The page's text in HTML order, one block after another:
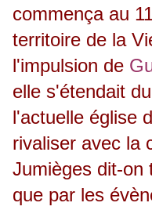
commença au
territoire de la
l'impulsion de
elle s'étendait
l'actuelle église
rivaliser avec la
Jumièges dit-on
que par les